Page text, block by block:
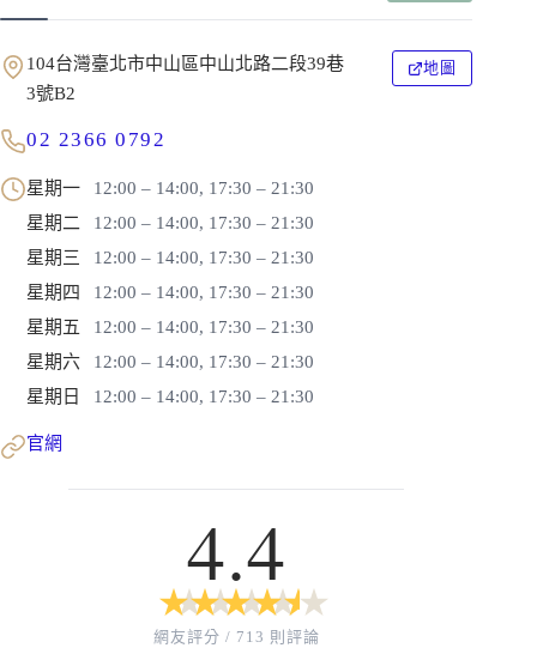
104台灣臺北市中山區中山北路二段39巷
3號B2
地圖
02 2366 0792
星期一
12:00 – 14:00, 17:30 – 21:30
星期二
12:00 – 14:00, 17:30 – 21:30
星期三
12:00 – 14:00, 17:30 – 21:30
星期四
12:00 – 14:00, 17:30 – 21:30
星期五
12:00 – 14:00, 17:30 – 21:30
星期六
12:00 – 14:00, 17:30 – 21:30
星期日
12:00 – 14:00, 17:30 – 21:30
官網
4.4
★
★ ★
★ ★
★ ★
★ ★
★
網友評分 / 713 則評論